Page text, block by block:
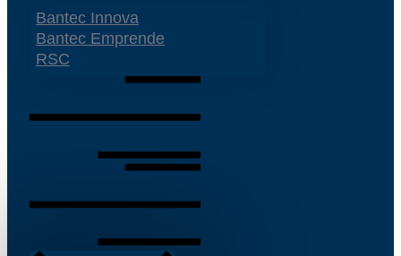
Bantec Innova
Bantec Emprende
RSC